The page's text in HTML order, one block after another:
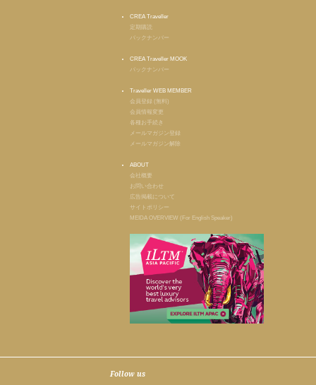
CREA Traveller
定期購読
バックナンバー
CREA Traveller MOOK
バックナンバー
Traveller WEB MEMBER
会員登録 (無料)
会員情報変更
各種お手続き
メールマガジン登録
メールマガジン解除
ABOUT
会社概要
お問い合わせ
広告掲載について
サイトポリシー
MEIDA OVERVIEW (For English Speaker)
Follow us